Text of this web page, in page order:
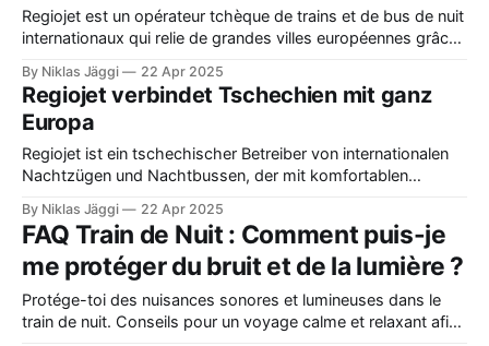
Regiojet est un opérateur tchèque de trains et de bus de nuit
internationaux qui relie de grandes villes européennes grâce
et un service à bord moderne.
By Niklas Jäggi 22 Apr 2025
Regiojet verbindet Tschechien mit ganz
Europa
Regiojet ist ein tschechischer Betreiber von internationalen
Nachtzügen und Nachtbussen, der mit komfortablen
Bordservice große europäische Städte verbindet.
By Niklas Jäggi 22 Apr 2025
FAQ Train de Nuit : Comment puis-je
me protéger du bruit et de la lumière ?
Protége-toi des nuisances sonores et lumineuses dans le
train de nuit. Conseils pour un voyage calme et relaxant afin